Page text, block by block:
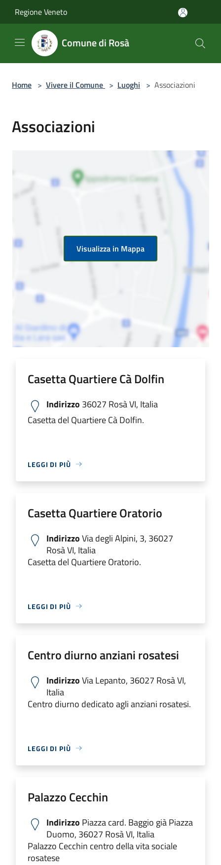
Regione Veneto
Comune di Rosà
Home > Vivere il Comune > Luoghi > Associazioni
Associazioni
Visualizza in Mappa
Casetta Quartiere Cà Dolfin
Indirizzo 36027 Rosà VI, Italia
Casetta del Quartiere Cà Dolfin.
LEGGI DI PIÙ
Casetta Quartiere Oratorio
IndirizzoVia degli Alpini, 3, 36027
Rosà VI, Italia
Casetta del Quartiere Oratorio.
LEGGI DI PIÙ
Centro diurno anziani rosatesi
IndirizzoVia Lepanto, 36027 Rosà VI,
Italia
Centro diurno dedicato agli anziani rosatesi.
LEGGI DI PIÙ
Palazzo Cecchin
Indirizzo Piazza card. Baggio già Piazza
Duomo, 36027 Rosà VI, Italia
Palazzo Cecchin centro della vita sociale
rosatese